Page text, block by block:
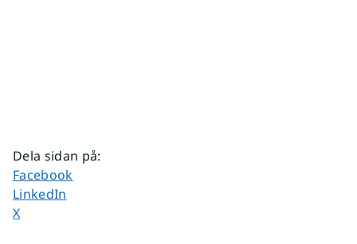
Dela sidan på:
Dela sidan på
Facebook
Dela sidan på
LinkedIn
Dela sidan på
X